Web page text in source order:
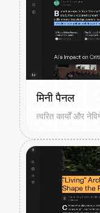
मिनी पैनल
त्वरित कार्यों और